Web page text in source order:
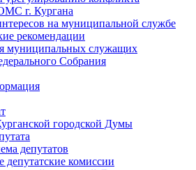
г. Кургана
на муниципальной службе
рекомендации
муниципальных служащих
Cобрания
городской Думы
депутатов
депутатские комиссии